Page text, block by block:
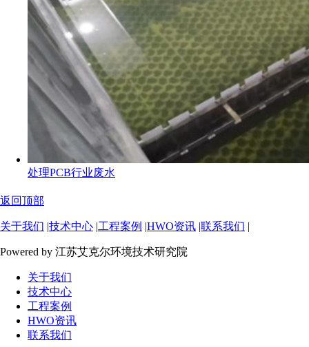
处理PCB行业废水
返回顶部
关于我们 |技术中心 |工程案例 |HWO资讯 |联系我们 |
Powered by 江苏艾克尔环境技术研究院
关于我们
技术中心
工程案例
HWO资讯
联系我们